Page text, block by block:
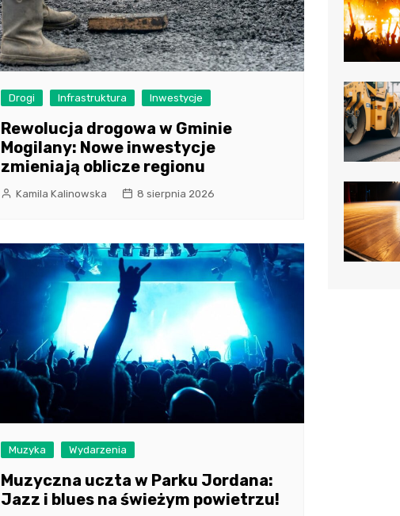
Drogi Infrastruktura Inwestycje
Rewolucja drogowa w Gminie
Mogilany: Nowe inwestycje
zmieniają oblicze regionu
Kamila Kalinowska 8 sierpnia 2026
Muzyka Wydarzenia
Muzyczna uczta w Parku Jordana:
Jazz i blues na świeżym powietrzu!